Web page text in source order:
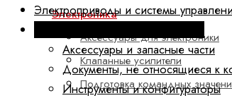
Электроника
Аксессуары для электроники
Клапанные усилители
Подготовка командных
Электроприводы и системы
Аксессуары и запасные части
Документы, не относящиеся к
Инструменты и конфигураторы